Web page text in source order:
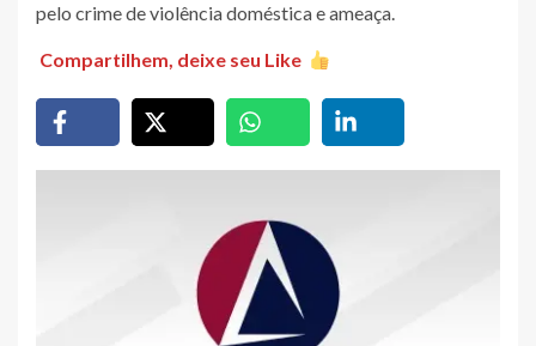
pelo crime de violência doméstica e ameaça.
Compartilhem, deixe seu Like